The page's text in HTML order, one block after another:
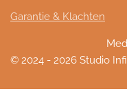
Garantie & Klachten
© 2024 - 2026 Studio